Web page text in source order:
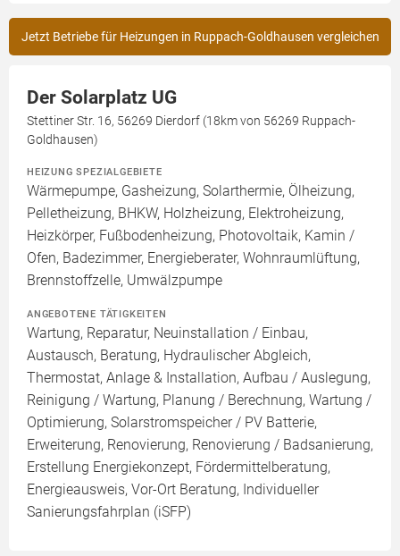
Jetzt Betriebe für Heizungen in Ruppach-Goldhausen vergleichen
Der Solarplatz UG
Stettiner Str. 16, 56269 Dierdorf (18km von 56269 Ruppach-
Goldhausen)
HEIZUNG SPEZIALGEBIETE
Wärmepumpe, Gasheizung, Solarthermie, Ölheizung,
Pelletheizung, BHKW, Holzheizung, Elektroheizung,
Heizkörper, Fußbodenheizung, Photovoltaik, Kamin /
Ofen, Badezimmer, Energieberater, Wohnraumlüftung,
Brennstoffzelle, Umwälzpumpe
ANGEBOTENE TÄTIGKEITEN
Wartung, Reparatur, Neuinstallation / Einbau,
Austausch, Beratung, Hydraulischer Abgleich,
Thermostat, Anlage & Installation, Aufbau / Auslegung,
Reinigung / Wartung, Planung / Berechnung, Wartung /
Optimierung, Solarstromspeicher / PV Batterie,
Erweiterung, Renovierung, Renovierung / Badsanierung,
Erstellung Energiekonzept, Fördermittelberatung,
Energieausweis, Vor-Ort Beratung, Individueller
Sanierungsfahrplan (iSFP)